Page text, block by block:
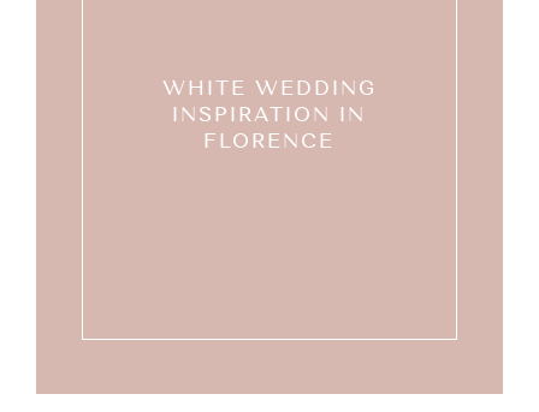
WHITE WEDDING
INSPIRATION IN
FLORENCE